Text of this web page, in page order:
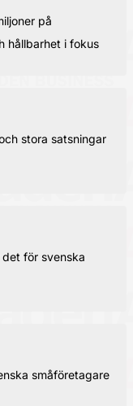
på
hållbarhet i fokus
stora satsningar
för svenska
småföretagare